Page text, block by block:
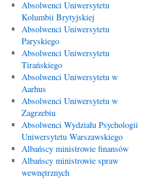
Absolwenci Uniwersytetu
Kolumbii Brytyjskiej
Absolwenci Uniwersytetu
Paryskiego
Absolwenci Uniwersytetu
Tirańskiego
Absolwenci Uniwersytetu w
Aarhus
Absolwenci Uniwersytetu w
Zagrzebiu
Absolwenci Wydziału Psychologii
Uniwersytetu Warszawskiego
Albańscy ministrowie finansów
Albańscy ministrowie spraw
wewnętrznych